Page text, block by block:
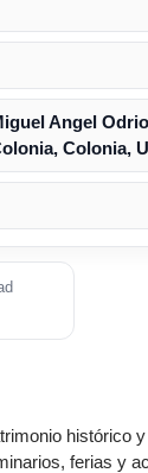
Angel
Colonia,
histórico
ferias y